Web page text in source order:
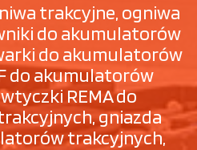
trakcyjne, ogniwa
do akumulatorów
do akumulatorów
do akumulatorów
REMA do
gniazda
trakcyjnych,